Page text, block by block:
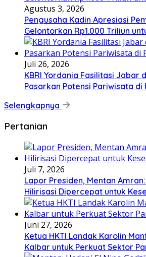
Agustus 3, 2026
Pengusaha Kadin Apresiasi
Gelontorkan Rp1.000 Triliun
Juli 26, 2026
KBRI Yordania Fasilitasi Jabar
Pasarkan Potensi Pariwisata
Selengkapnya
Pertanian
Juli 7, 2026
Lapor Presiden, Mentan
Hilirisasi Dipercepat untuk
Juni 27, 2026
Ketua HKTI Landak Karolin
Kalbar untuk Perkuat Sektor